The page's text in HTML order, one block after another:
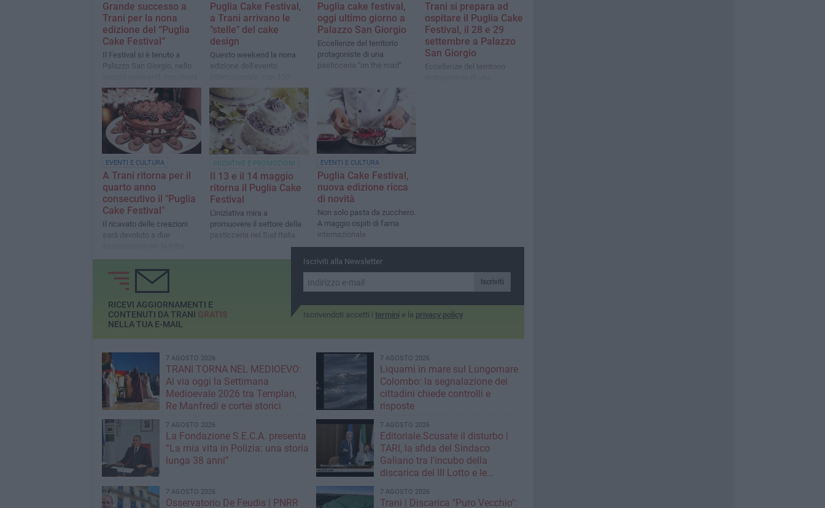
Grande successo a
Trani per la nona
edizione del “Puglia
Cake Festival”
Il Festival si è tenuto a
Palazzo San Giorgio, nello
e concorrenti da tutto il
mondo
Puglia Cake Festival,
a Trani arrivano le
"stelle" del cake
design
Questo weekend la nona
edizione dell'evento
artisti, masterclass e la
novità delle stelle per i
professionisti in gara
Puglia cake festival,
oggi ultimo giorno a
Palazzo San Giorgio
Eccellenze del territorio
protagoniste di una
pasticceria "on the road"
Trani si prepara ad
ospitare il Puglia Cake
Festival, il 28 e 29
settembre a Palazzo
San Giorgio
Eccellenze del territorio
EVENTI E CULTURA
A Trani ritorna per il
quarto anno
consecutivo il "Puglia
Cake Festival"
Il ricavato delle creazioni
sarà devoluto a due
contro i tumori
INIZIATIVE E PROMOZIONI
Il 13 e il 14 maggio
ritorna il Puglia Cake
Festival
L'iniziativa mira a
promuovere il settore della
pasticceria nel Sud Italia
EVENTI E CULTURA
Puglia Cake Festival,
nuova edizione ricca
di novità
Non solo pasta da zucchero.
A maggio ospiti di fama
internazionale
Iscriviti alla Newsletter
Iscriviti
Iscrivendoti accetti i termini e la privacy policy
RICEVI AGGIORNAMENTI E
CONTENUTI DA TRANI GRATIS
NELLA TUA E-MAIL
7 AGOSTO 2026
TRANI TORNA NEL MEDIOEVO:
Al via oggi la Settimana
Medioevale 2026 tra Templari,
Re Manfredi e cortei storici
7 AGOSTO 2026
Liquami in mare sul Lungomare
Colombo: la segnalazione dei
cittadini chiede controlli e
risposte
7 AGOSTO 2026
La Fondazione S.E.C.A. presenta
“La mia vita in Polizia: una storia
lunga 38 anni”
7 AGOSTO 2026
Editoriale.Scusate il disturbo |
TARI, la sfida del Sindaco
Galiano tra l'incubo della
discarica del III Lotto e le
rifiuti
7 AGOSTO 2026
Osservatorio De Feudis | PNRR
7 AGOSTO 2026
Trani | Discarica "Puro Vecchio":